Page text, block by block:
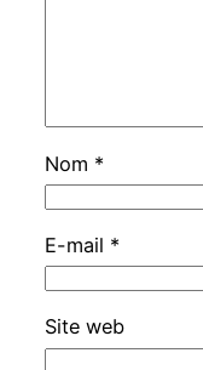
Nom *
E-mail *
Site web